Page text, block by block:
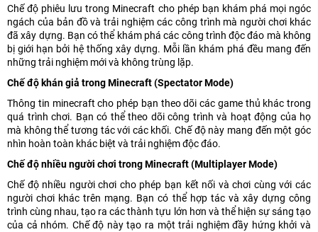
Chế độ phiêu lưu trong Minecraft cho phép bạn khám phá mọi ngóc
ngách của bản đồ và trải nghiệm các công trình mà người chơi khác
đã xây dựng. Bạn có thể khám phá các công trình độc đáo mà không
bị giới hạn bởi hệ thống xây dựng. Mỗi lần khám phá đều mang đến
những trải nghiệm mới và không trùng lặp.
Chế độ khán giả trong Minecraft (Spectator Mode)
Thông tin minecraft cho phép bạn theo dõi các game thủ khác trong
quá trình chơi. Bạn có thể theo dõi công trình và hoạt động của họ
mà không thể tương tác với các khối. Chế độ này mang đến một góc
nhìn hoàn toàn khác biệt và trải nghiệm độc đáo.
Chế độ nhiều người chơi trong Minecraft (Multiplayer Mode)
Chế độ nhiều người chơi cho phép bạn kết nối và chơi cùng với các
người chơi khác trên mạng. Bạn có thể hợp tác và xây dựng công
trình cùng nhau, tạo ra các thành tựu lớn hơn và thể hiện sự sáng tạo
của cả nhóm. Chế độ này tạo ra một trải nghiệm đầy hứng khởi và